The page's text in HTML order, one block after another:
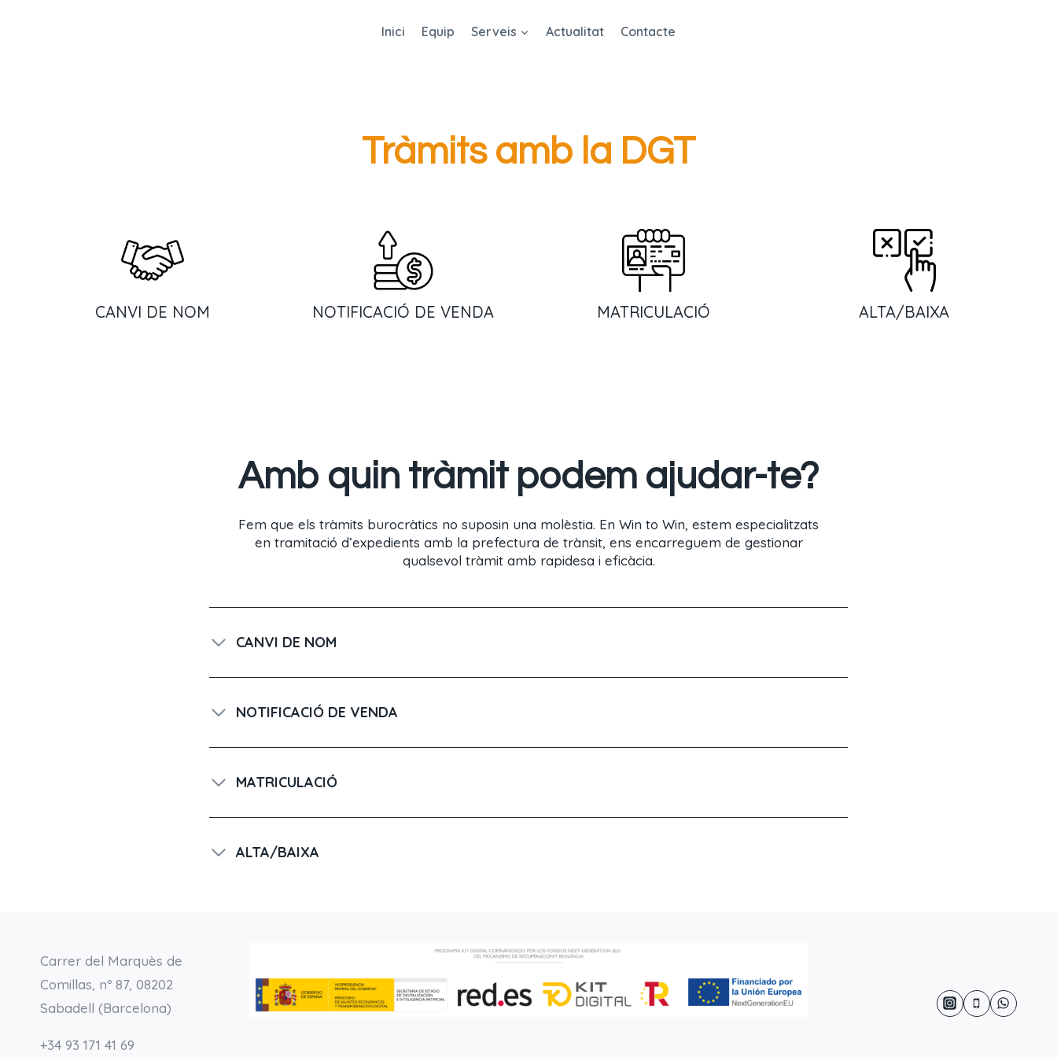
Inici Equip Serveis Actualitat Contacte
Tràmits amb la DGT
CANVI DE NOM NOTIFICACIÓ DE VENDA MATRICULACIÓ ALTA/BAIXA
Amb quin tràmit podem ajudar-te?
Fem que els tràmits burocràtics no suposin una molèstia. En Win to Win, estem especialitzats
en tramitació d’expedients amb la prefectura de trànsit, ens encarreguem de gestionar
qualsevol tràmit amb rapidesa i eficàcia.
CANVI DE NOM
NOTIFICACIÓ DE VENDA
MATRICULACIÓ
ALTA/BAIXA
Carrer del Marquès de
Comillas, nº 87, 08202
Sabadell (Barcelona)
+34 93 171 41 69